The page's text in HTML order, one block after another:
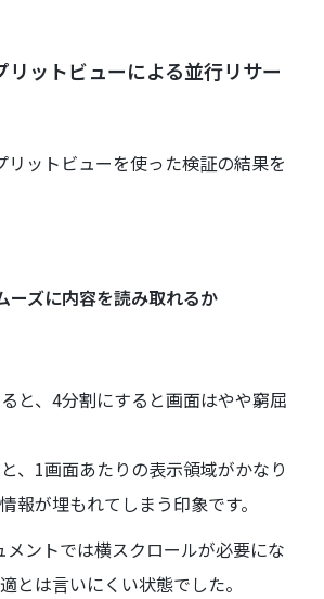
リットビューによる並行リサー
リットビューを使った検証の結果を
ズに内容を読み取れるか
と、4分割にすると画面はやや窮屈
、1画面あたりの表示領域がかなり
報が埋もれてしまう印象です。
ントでは横スクロールが必要にな
とは言いにくい状態でした。